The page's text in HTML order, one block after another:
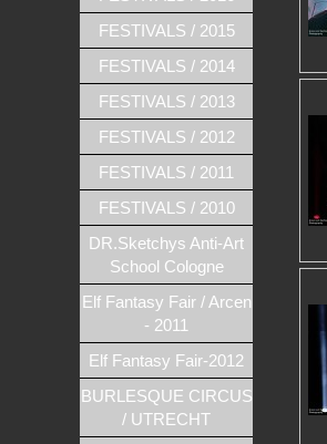
FESTIVALS / 2015
FESTIVALS / 2014
FESTIVALS / 2013
FESTIVALS / 2012
FESTIVALS / 2011
FESTIVALS / 2010
DR.Sketchys Anti-Art
School Cologne
Elf Fantasy Fair / Arcen
- 2011
Elf Fantasy Fair-2012
BURLESQUE CIRCUS
/ UTRECHT